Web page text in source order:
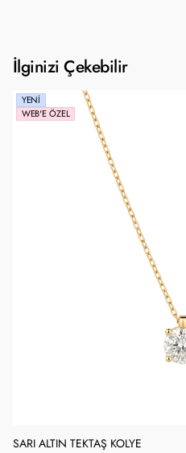
İlginizi Çekebilir
YENI
WEB'E ÖZEL
SARI ALTIN TEKTAŞ KOLYE